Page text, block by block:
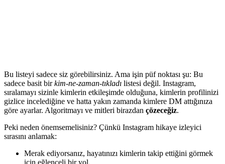
Bu listeyi sadece siz görebilirsiniz. Ama işin püf noktası şu: Bu
sadece basit birkim-ne-zaman-tıkladı listesi değil. Instagram,
sıralamayı sizinle kimlerin etkileşimde olduğuna, kimlerin profilinizi
gizlice incelediğine ve hatta yakın zamanda kimlere DM attığınıza
göre ayarlar. Algoritmayı ve mitleri birazdan çözeceğiz.
Peki neden önemsemelisiniz? Çünkü Instagram hikaye izleyici
sırasını anlamak:
Merak ediyorsanız, hayatınızı kimlerin takip ettiğini görmek
için eğlenceli bir yol.